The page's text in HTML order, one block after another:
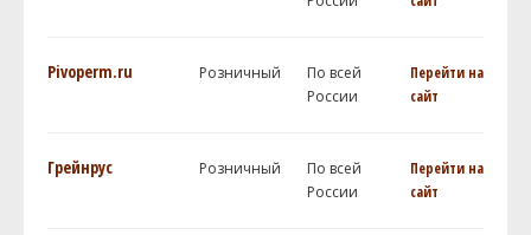
Pivoperm.ru Розничный
По всей
России
Перейти на
сайт
Грейнрус Розничный
По всей
России
Перейти на
сайт